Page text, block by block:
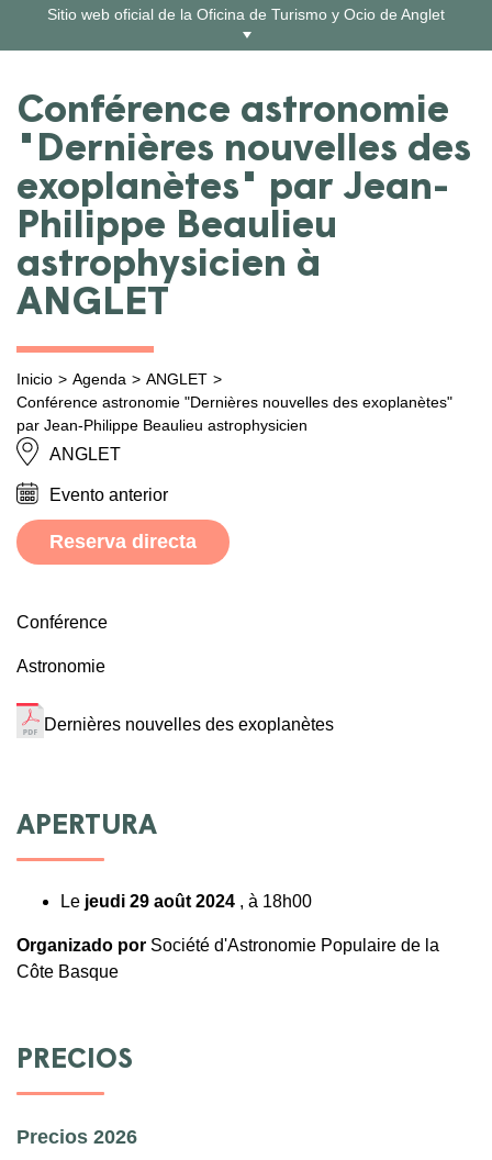
contenido
Sitio web oficial de la Oficina de Turismo y Ocio de Anglet
Conférence astronomie
"Dernières nouvelles des
exoplanètes" par Jean-
Philippe Beaulieu
astrophysicien à
ANGLET
Inicio Agenda
ANGLET
Conférence astronomie "Dernières nouvelles des exoplanètes"
par Jean-Philippe Beaulieu astrophysicien
ANGLET
Evento anterior
Reserva directa
Conférence
Astronomie
Dernières nouvelles des exoplanètes
APERTURA
Le jeudi 29 août 2024 , à 18h00
Organizado por Société d'Astronomie Populaire de la
Côte Basque
PRECIOS
Precios 2026